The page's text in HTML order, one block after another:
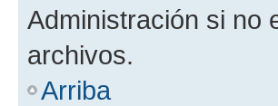
Administración si no
archivos.
Arriba